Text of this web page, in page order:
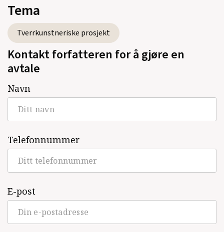
Ordakt, bokkunst, saman med
biletkunstnar Randi Strand
1994)
Boka; tatt på ordet.(1992)
Paaske
Café 1982, med grafiske trykk av Edvard
Moldmennesje(Samlaget, 1979)
Se alle utgivelser
Tema
Tverrkunstneriske prosjekt
Kontakt forfatteren for å gjøre en
avtale
Navn
Telefonnummer
E-post